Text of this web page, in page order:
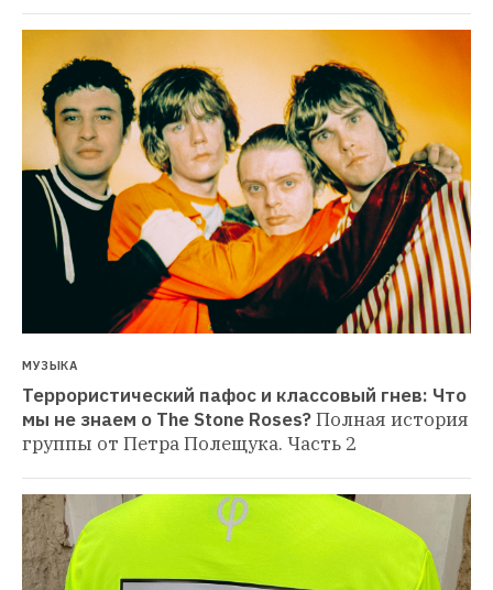
МУЗЫКА
Террористический пафос и классовый гнев: Что
мы не знаем о The Stone Roses?Полная история
группы от Петра Полещука. Часть 2